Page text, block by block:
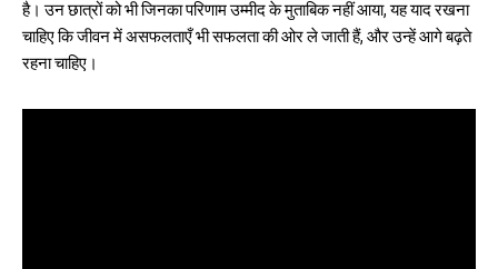
है। उन छात्रों को भी जिनका परिणाम उम्मीद के मुताबिक नहीं आया, यह याद रखना
चाहिए कि जीवन में असफलताएँ भी सफलता की ओर ले जाती हैं, और उन्हें आगे बढ़ते
रहना चाहिए।